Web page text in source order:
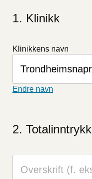
ignorere
dette
feltet
Klinikk
Klinikkens navn
Endre navn
Totalinntrykk